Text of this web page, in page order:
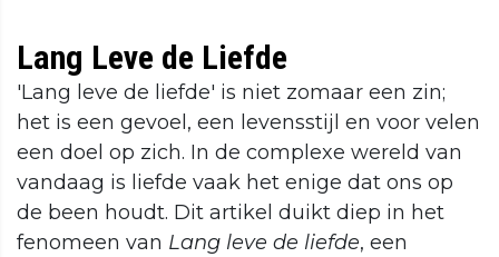
Lang Leve de Liefde
'Lang leve de liefde' is niet zomaar een zin;
het is een gevoel, een levensstijl en voor velen
een doel op zich. In de complexe wereld van
vandaag is liefde vaak het enige dat ons op
de been houdt. Dit artikel duikt diep in het
fenomeen van Lang leve de liefde, een